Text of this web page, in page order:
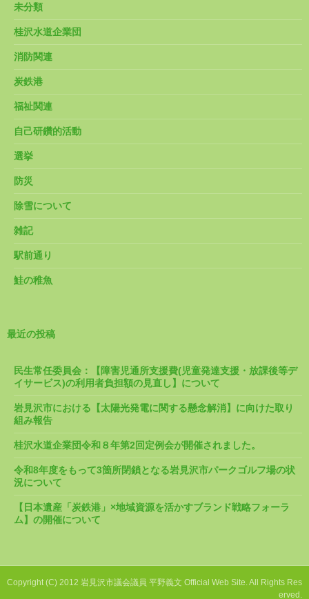
未分類
桂沢水道企業団
消防関連
炭鉄港
福祉関連
自己研鑽的活動
選挙
防災
除雪について
雑記
駅前通り
鮭の稚魚
最近の投稿
民生常任委員会：【障害児通所支援費(児童発達支援・放課後等デ
イサービス)の利用者負担額の見直し】について
岩見沢市における【太陽光発電に関する懸念解消】に向けた取り
組み報告
桂沢水道企業団令和８年第2回定例会が開催されました。
令和8年度をもって3箇所閉鎖となる岩見沢市パークゴルフ場の状
況について
【日本遺産「炭鉄港」×地域資源を活かすブランド戦略フォーラ
ム】の開催について
Copyright (C) 2012 岩見沢市議会議員 平野義文 Official Web Site. All Rights Res
erved.